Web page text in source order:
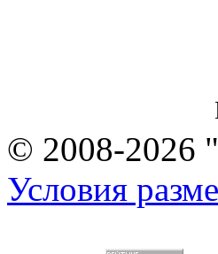
© 2008-2026
Условия